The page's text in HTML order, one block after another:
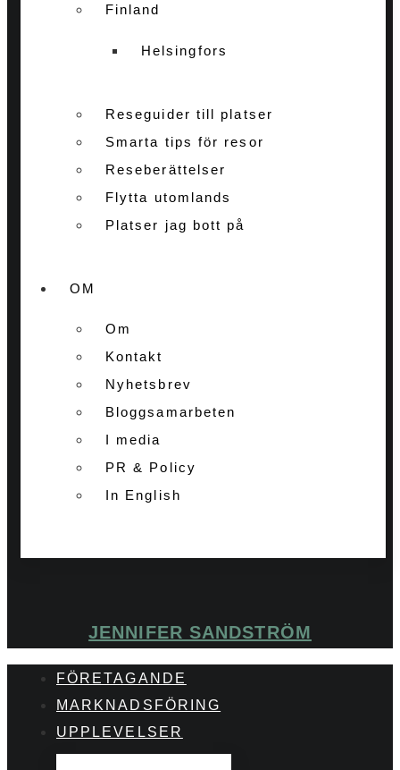
Finland
Helsingfors
Reseguider till platser
Smarta tips för resor
Reseberättelser
Flytta utomlands
Platser jag bott på
OM
Om
Kontakt
Nyhetsbrev
Bloggsamarbeten
I media
PR & Policy
In English
JENNIFER SANDSTRÖM
FÖRETAGANDE
MARKNADSFÖRING
UPPLEVELSER